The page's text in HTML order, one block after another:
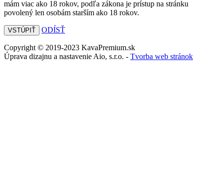
mám viac ako 18 rokov, podľa zákona je prístup na stránku
povolený len osobám starším ako 18 rokov.
VSTÚPIŤ ODÍSŤ
Copyright © 2019-2023 KavaPremium.sk
Úprava dizajnu a nastavenie Aio, s.r.o. - Tvorba web stránok